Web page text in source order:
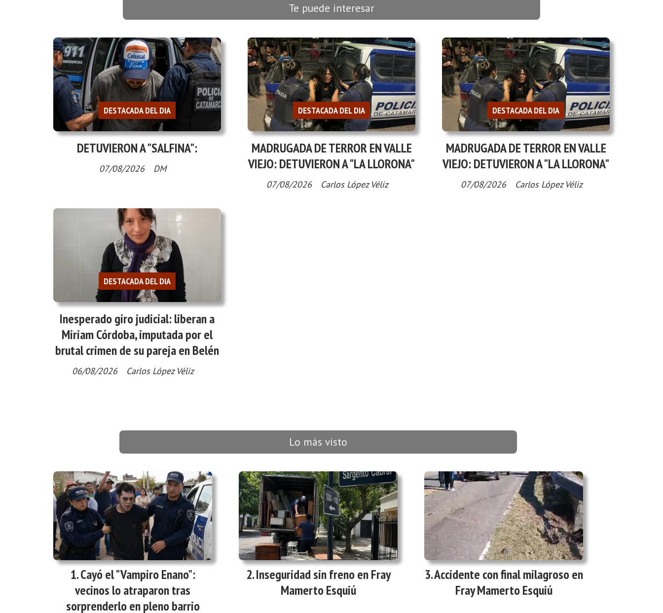
Te puede interesar
DETUVIERON A "SALFINA":
DM
DESTACADA DEL DIA
07/08/2026
MADRUGADA DE TERROR EN VALLE
VIEJO: DETUVIERON A "LA LLORONA"
Carlos López Véliz
DESTACADA DEL DIA
07/08/2026
MADRUGADA DE TERROR EN VALLE
VIEJO: DETUVIERON A "LA LLORONA"
Carlos López Véliz
DESTACADA DEL DIA
07/08/2026
Inesperado giro judicial: liberan a
Miriam Córdoba, imputada por el
brutal crimen de su pareja en Belén
Carlos López Véliz
DESTACADA DEL DIA
06/08/2026
Lo más visto
Cayó el "Vampiro Enano":
vecinos lo atraparon tras
sorprenderlo en pleno barrio
Inseguridad sin freno en Fray
Mamerto Esquiú
Accidente con final milagroso en
Fray Mamerto Esquiú